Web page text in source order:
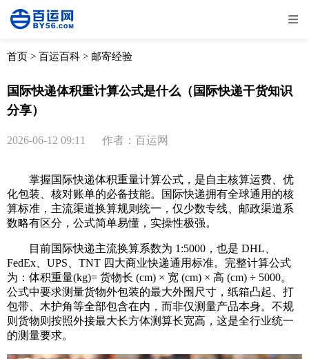
全部 物流资讯
首页 > 百运百科 > 邮寄经验
国际快递体积重计算公式是什么（国际快递干货知识
分享）
2026-06-12 09:11 作者：百运网
掌握国际快递体积重量计算公式，是自主核算运费、优
化包装、核对账单的必备技能。国际快递拥有全球通用的核
算标准，主流渠道换算规则统一，仅少数专线、邮政渠道系
数略有区分，公式简单易懂，实操性极强。
目前国际快递主流换算系数为 1:5000，也是 DHL、
FedEx、UPS、TNT 四大商业快递通用标准。完整计算公式
为：体积重量(kg)= 货物长 (cm) × 宽 (cm) × 高 (cm) ÷ 5000。
公式中要求测量货物外包装的最大外围尺寸，纸箱凸起、打
包带、木护角等全部包含在内，而非仅测量产品本身。不规
则货物则按照外接最大长方体测算长宽高，这是全行业统一
的测量要求。